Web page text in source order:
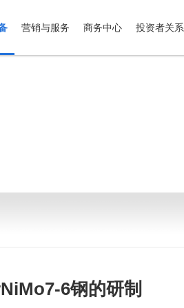
营销与服务 商务中心 投资者关系
6钢的研制